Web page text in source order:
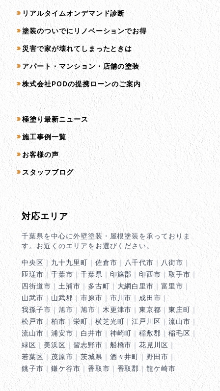
リアルタイムオンデマンド診断
塗装のついでにリノベーションでお得
災害で家が壊れてしまったときは
アパート・マンション・店舗の塗装
株式会社PODの提携ローンのご案内
コンテンツ一覧
極塗り最新ニュース
施工事例一覧
お客様の声
スタッフブログ
対応エリア
千葉県を中心に外壁塗装・屋根塗装を承っておりま
す。お近くのエリアをお選びください。
中央区｜九十九里町 ｜ 佐倉市 ｜八千代市 ｜ 八街市 ｜
匝瑳市｜千葉市｜千葉県 ｜ 印旛郡 ｜ 印西市｜取手市 ｜
四街道市 ｜ 土浦市 ｜ 多古町 ｜ 大網白里市 ｜富里市 ｜
山武市 ｜ 山武郡｜ 市原市｜ 市川市 ｜ 成田市 ｜
我孫子市｜ 旭市｜旭市｜ 木更津市 ｜東京都｜東庄町 ｜
松戸市 ｜ 柏市｜栄町｜ 横芝光町｜江戸川区 ｜流山市｜
流山市 ｜ 浦安市｜ 白井市 ｜神崎町 ｜稲敷郡 ｜稲毛区 ｜
緑区 ｜ 美浜区 ｜ 習志野市 ｜ 船橋市 ｜花見川区 ｜
若葉区｜ 茂原市 ｜茨城県 ｜ 酒々井町 ｜ 野田市 ｜
銚子市 ｜ 鎌ケ谷市｜香取市 ｜ 香取郡 ｜龍ケ崎市